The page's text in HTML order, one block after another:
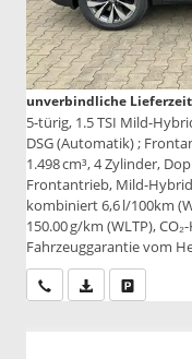
unverbindliche
5-türig, 1.5 TSI Mild-
DSG (Automatik) ;
1.498 cm³, 4 Zylinder,
Frontantrieb, Mild-
kombiniert 6,6 l/100km
150.00 g/km (WLTP),
Fahrzeuggarantie vom
Wir rufen Sie an
PDF-Datei,